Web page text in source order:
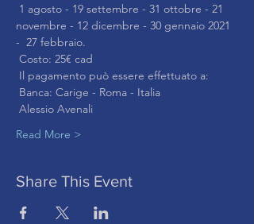
novembre - 12 dicembre - 30 gennaio 2021
-  27 febbraio.
Costo: 25€ cad
Il pagamento può essere effettuato a:
Banca: Carige - Roma - Italia
Alessio Avenali
Read More >
Share This Event